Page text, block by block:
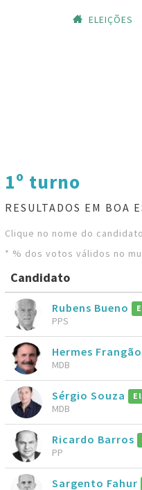
ELEIÇÕES
1º turno
RESULTADOS EM BOA
Clique no nome do
* % dos votos válidos no
Candidato
Rubens Bueno
PPS
Hermes
MDB
Sérgio Souza
MDB
Ricardo Barros
PP
Sargento Fahur